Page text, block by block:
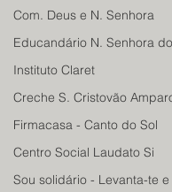
Com. Deus e N. Senhora
Educandário N. Senhora
Instituto Claret
Creche S. Cristovão
Firmacasa - Canto do Sol
Centro Social Laudato Si
Sou solidário - Levanta-te